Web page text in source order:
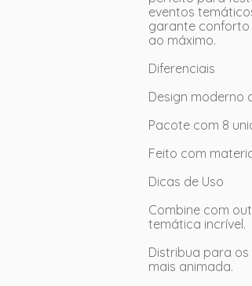
eventos
garante conforto
ao máximo.
Diferenciais
Design moderno
Pacote com 8
Feito com
Dicas de Uso
Combine com
temática incrível.
Distribua para
mais animada.